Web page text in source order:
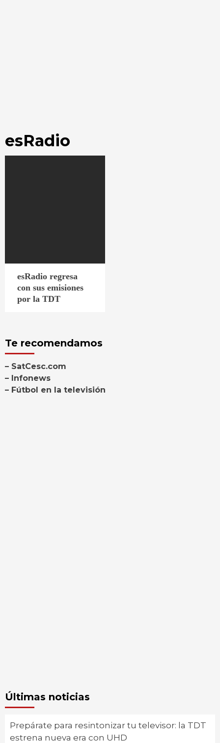
esRadio
esRadio regresa
con sus emisiones
por la TDT
Te recomendamos
– SatCesc.com
– Infonews
– Fútbol en la televisión
Últimas noticias
Prepárate para resintonizar tu televisor: la TDT
estrena nueva era con UHD